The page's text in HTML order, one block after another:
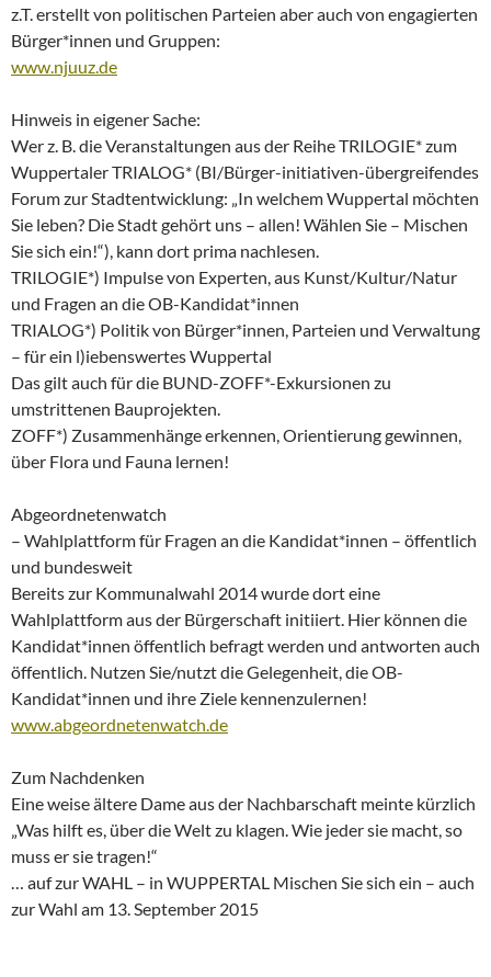
z.T. erstellt von politischen Parteien aber auch von engagierten
Bürger*innen und Gruppen:
www.njuuz.de
Hinweis in eigener Sache:
Wer z. B. die Veranstaltungen aus der Reihe TRILOGIE* zum
Wuppertaler TRIALOG* (BI/Bürger-initiativen-übergreifendes
Forum zur Stadtentwicklung: „In welchem Wuppertal möchten
Sie leben? Die Stadt gehört uns – allen! Wählen Sie – Mischen
Sie sich ein!“), kann dort prima nachlesen.
TRILOGIE*) Impulse von Experten, aus Kunst/Kultur/Natur
und Fragen an die OB-Kandidat*innen
TRIALOG*) Politik von Bürger*innen, Parteien und Verwaltung
– für ein l)iebenswertes Wuppertal
Das gilt auch für die BUND-ZOFF*-Exkursionen zu
umstrittenen Bauprojekten.
ZOFF*) Zusammenhänge erkennen, Orientierung gewinnen,
über Flora und Fauna lernen!
Abgeordnetenwatch
– Wahlplattform für Fragen an die Kandidat*innen – öffentlich
und bundesweit
Bereits zur Kommunalwahl 2014 wurde dort eine
Wahlplattform aus der Bürgerschaft initiiert. Hier können die
Kandidat*innen öffentlich befragt werden und antworten auch
öffentlich. Nutzen Sie/nutzt die Gelegenheit, die OB-
Kandidat*innen und ihre Ziele kennenzulernen!
www.abgeordnetenwatch.de
Zum Nachdenken
Eine weise ältere Dame aus der Nachbarschaft meinte kürzlich
„Was hilft es, über die Welt zu klagen. Wie jeder sie macht, so
muss er sie tragen!“
… auf zur WAHL – in WUPPERTAL Mischen Sie sich ein – auch
zur Wahl am 13. September 2015